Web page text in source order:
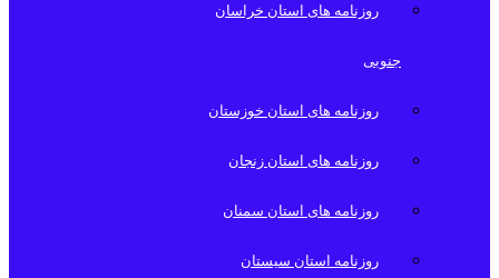
روزنامه های استان خراسان
جنوبی
روزنامه های استان خوزستان
روزنامه های استان زنجان
روزنامه های استان سمنان
روزنامه استان سیستان